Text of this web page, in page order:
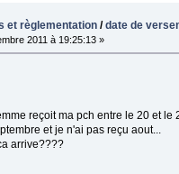
et règlementation /date de
2011 à 19:25:13 »
reçoit ma pch entre le 20 et le
et je n'ai pas reçu aout...
arrive????